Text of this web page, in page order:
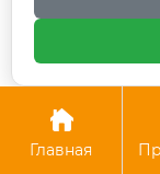
Предыдущий

Главная